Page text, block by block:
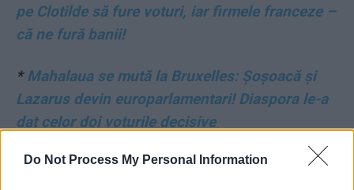
Do Not Process My Personal Information
pe Clotilde să fure voturi, iar firmele franceze –
că ne fură banii!
*Mahalaua se mută la Bruxelles: Șoșoacă și
Lazarus devin europarlamentari! Diaspora le-a
dat celor doi voturile decisive
*Deputatul Mihai Poliţeanu (ex-USR) anunţă că